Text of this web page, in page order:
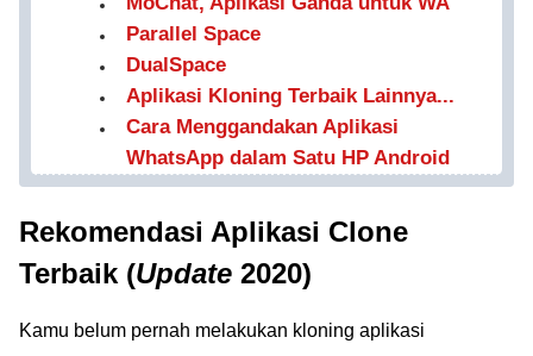
Parallel Space
DualSpace
Aplikasi Kloning Terbaik Lainnya...
Cara Menggandakan Aplikasi
WhatsApp dalam Satu HP Android
Rekomendasi Aplikasi Clone
Terbaik (Update 2020)
Kamu belum pernah melakukan kloning aplikasi